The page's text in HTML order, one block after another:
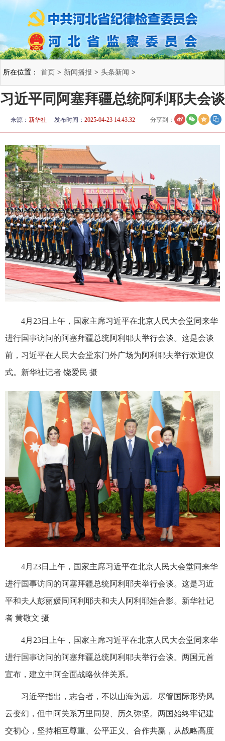
所在位置： 首页 > 新闻播报 > 头条新闻 >
习近平同阿塞拜疆总统阿利耶夫会谈
来源： 新华社 发布时间： 2025-04-23 14:43:32 分享到：
4月23日上午，国家主席习近平在北京人民大会堂同来华
进行国事访问的阿塞拜疆总统阿利耶夫举行会谈。这是会谈
前，习近平在人民大会堂东门外广场为阿利耶夫举行欢迎仪
式。新华社记者 饶爱民 摄
4月23日上午，国家主席习近平在北京人民大会堂同来华
进行国事访问的阿塞拜疆总统阿利耶夫举行会谈。这是习近
平和夫人彭丽媛同阿利耶夫和夫人阿利耶娃合影。新华社记
者 黄敬文 摄
4月23日上午，国家主席习近平在北京人民大会堂同来华
进行国事访问的阿塞拜疆总统阿利耶夫举行会谈。两国元首
宣布，建立中阿全面战略伙伴关系。
习近平指出，志合者，不以山海为远。尽管国际形势风
云变幻，但中阿关系万里同契、历久弥坚。两国始终牢记建
交初心，坚持相互尊重、公平正义、合作共赢，从战略高度